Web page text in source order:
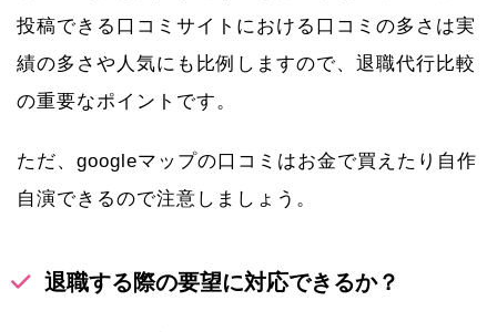
投稿できる口コミサイトにおける口コミの多さは実
績の多さや人気にも比例しますので、退職代行比較
の重要なポイントです。
ただ、googleマップの口コミはお金で買えたり自作
自演できるので注意しましょう。
退職する際の要望に対応できるか？